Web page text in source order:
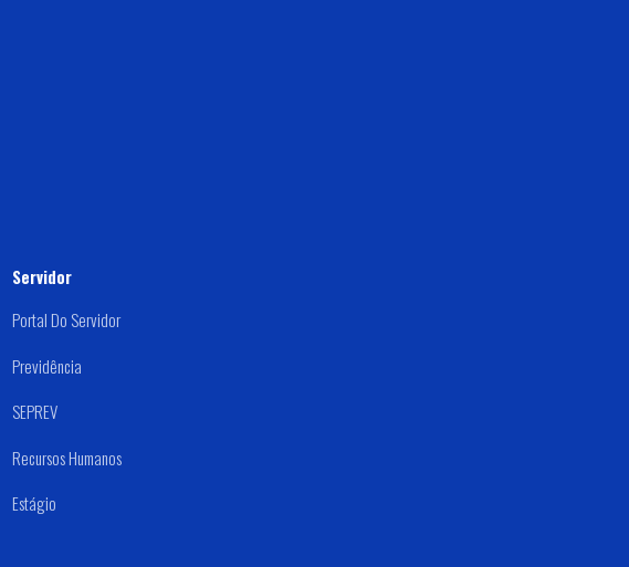
Servidor
Portal Do Servidor
Previdência
SEPREV
Recursos Humanos
Estágio